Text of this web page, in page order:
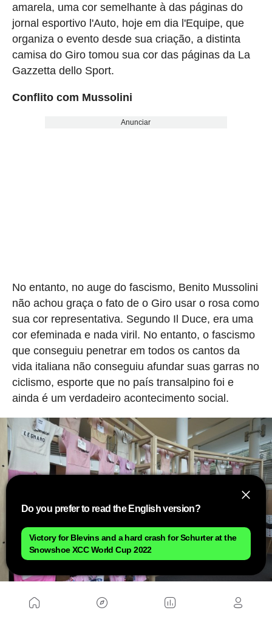
amarela, uma cor semelhante à das páginas do
jornal esportivo l'Auto, hoje em dia l'Equipe, que
organiza o evento desde sua criação, a distinta
camisa do Giro tomou sua cor das páginas da La
Gazzetta dello Sport.
Conflito com Mussolini
Anunciar
No entanto, no auge do fascismo, Benito Mussolini
não achou graça o fato de o Giro usar o rosa como
sua cor representativa. Segundo Il Duce, era uma
cor efeminada e nada viril. No entanto, o fascismo
que conseguiu penetrar em todos os cantos da
vida italiana não conseguiu afundar suas garras no
ciclismo, esporte que no país transalpino foi e
ainda é um verdadeiro acontecimento social.
Do you prefer to read the English version?
Victory for Blevins and a hard crash for Schurter at the
Snowshoe XCC World Cup 2022